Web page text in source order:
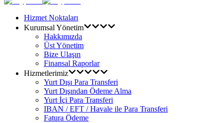
Hizmet Noktaları
Kurumsal Yönetim
Hakkımızda
Üst Yönetim
Bize Ulaşın
Finansal Raporlar
Hizmetlerimiz
Yurt Dışı Para Transferi
Yurt Dışından Ödeme Alma
Yurt İçi Para Transferi
IBAN / EFT / Havale ile Para Transferi
Fatura Ödeme